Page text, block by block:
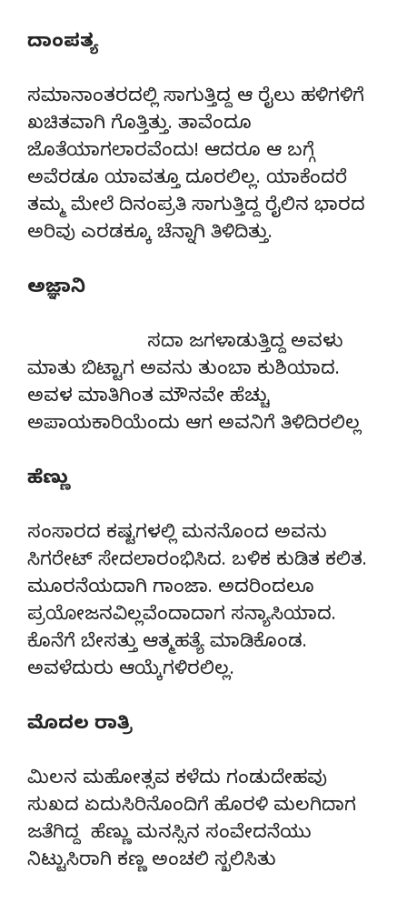
ದಾಂಪತ್ಯ
ಸಮಾನಾಂತರದಲ್ಲಿ ಸಾಗುತ್ತಿದ್ದ ಆ ರೈಲು ಹಳಿಗಳಿಗೆ
ಖಚಿತವಾಗಿ ಗೊತ್ತಿತ್ತು. ತಾವೆಂದೂ
ಜೊತೆಯಾಗಲಾರವೆಂದು! ಆದರೂ ಆ ಬಗ್ಗೆ
ಅವೆರಡೂ ಯಾವತ್ತೂ ದೂರಲಿಲ್ಲ. ಯಾಕೆಂದರೆ
ತಮ್ಮ ಮೇಲೆ ದಿನಂಪ್ರತಿ ಸಾಗುತ್ತಿದ್ದ ರೈಲಿನ ಭಾರದ
ಅರಿವು ಎರಡಕ್ಕೂ ಚೆನ್ನಾಗಿ ತಿಳಿದಿತ್ತು.
ಅಜ್ಞಾನಿ
ಸದಾ ಜಗಳಾಡುತ್ತಿದ್ದ ಅವಳು
ಮಾತು ಬಿಟ್ಟಾಗ ಅವನು ತುಂಬಾ ಕುಶಿಯಾದ.
ಅವಳ ಮಾತಿಗಿಂತ ಮೌನವೇ ಹೆಚ್ಚು
ಅಪಾಯಕಾರಿಯೆಂದು ಆಗ ಅವನಿಗೆ ತಿಳಿದಿರಲಿಲ್ಲ
ಹೆಣ್ಣು
ಸಂಸಾರದ ಕಷ್ಟಗಳಲ್ಲಿ ಮನನೊಂದ ಅವನು
ಸಿಗರೇಟ್ ಸೇದಲಾರಂಭಿಸಿದ. ಬಳಿಕ ಕುಡಿತ ಕಲಿತ.
ಮೂರನೆಯದಾಗಿ ಗಾಂಜಾ. ಅದರಿಂದಲೂ
ಪ್ರಯೋಜನವಿಲ್ಲವೆಂದಾದಾಗ ಸನ್ಯಾಸಿಯಾದ.
ಕೊನೆಗೆ ಬೇಸತ್ತು ಆತ್ಮಹತ್ಯೆ ಮಾಡಿಕೊಂಡ.
ಅವಳೆದುರು ಆಯ್ಕೆಗಳಿರಲಿಲ್ಲ.
ಮೊದಲ ರಾತ್ರಿ
ಮಿಲನ ಮಹೋತ್ಸವ ಕಳೆದು ಗಂಡುದೇಹವು
ಸುಖದ ಏದುಸಿರಿನೊಂದಿಗೆ ಹೊರಳಿ ಮಲಗಿದಾಗ
ಜತೆಗಿದ್ದ ಹೆಣ್ಣು ಮನಸ್ಸಿನ ಸಂವೇದನೆಯು
ನಿಟ್ಟುಸಿರಾಗಿ ಕಣ್ಣ ಅಂಚಲಿ ಸ್ಖಲಿಸಿತು